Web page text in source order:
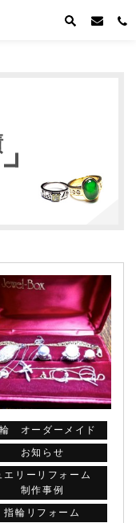
オーダーメイド
お知らせ
エリーリフォーム
制作事例
指輪リフォーム